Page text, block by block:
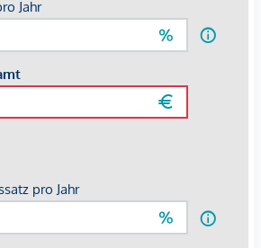
tätig.
Objekt wird von einem externen
angeboten. Allfällige aus dem
Immobilienunternehmen
und Informationen lediglich
sind und daher ohne